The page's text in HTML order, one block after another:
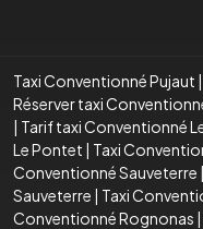
Taxi Conventionné Pujaut |
Réserver taxi
| Tarif taxi Conventionné
Le Pontet | Taxi
Conventionné Sauveterre |
Sauveterre | Taxi
Conventionné Rognonas |